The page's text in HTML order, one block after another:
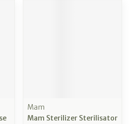
Mam
Mam Sterilizer Sterilisator